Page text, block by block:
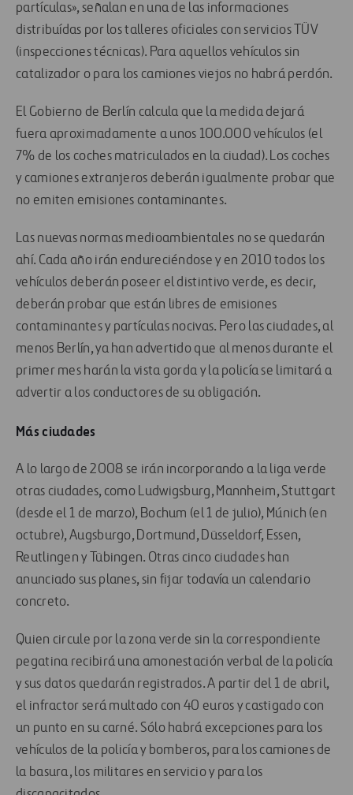
partículas», señalan en una de las informaciones
distribuídas por los talleres oficiales con servicios TÜV
(inspecciones técnicas). Para aquellos vehículos sin
catalizador o para los camiones viejos no habrá perdón.
El Gobierno de Berlín calcula que la medida dejará
fuera aproximadamente a unos 100.000 vehículos (el
7% de los coches matriculados en la ciudad). Los coches
y camiones extranjeros deberán igualmente probar que
no emiten emisiones contaminantes.
Las nuevas normas medioambientales no se quedarán
ahí. Cada año irán endureciéndose y en 2010 todos los
vehículos deberán poseer el distintivo verde, es decir,
deberán probar que están libres de emisiones
contaminantes y partículas nocivas. Pero las ciudades, al
menos Berlín, ya han advertido que al menos durante el
primer mes harán la vista gorda y la policía se limitará a
advertir a los conductores de su obligación.
Más ciudades
A lo largo de 2008 se irán incorporando a la liga verde
otras ciudades, como Ludwigsburg, Mannheim, Stuttgart
(desde el 1 de marzo), Bochum (el 1 de julio), Múnich (en
octubre), Augsburgo, Dortmund, Düsseldorf, Essen,
Reutlingen y Tübingen. Otras cinco ciudades han
anunciado sus planes, sin fijar todavía un calendario
concreto.
Quien circule por la zona verde sin la correspondiente
pegatina recibirá una amonestación verbal de la policía
y sus datos quedarán registrados. A partir del 1 de abril,
el infractor será multado con 40 euros y castigado con
un punto en su carné. Sólo habrá excepciones para los
vehículos de la policía y bomberos, para los camiones de
la basura, los militares en servicio y para los